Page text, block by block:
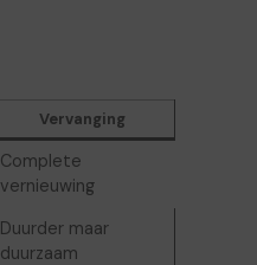
Vervanging
Complete
vernieuwing
Duurder maar
duurzaam